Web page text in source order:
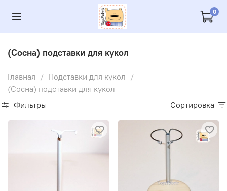
0
(Сосна) подставки для кукол
Главная
Подставки для кукол
(Сосна) подставки для кукол
Фильтры
Сортировка